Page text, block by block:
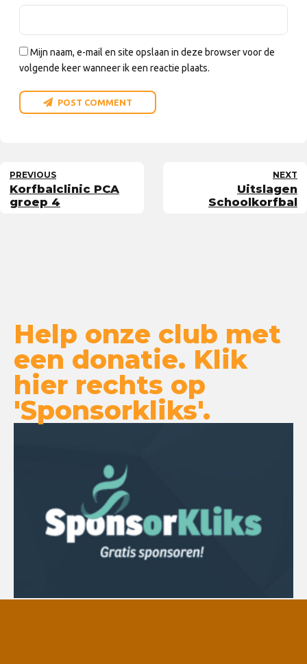
Mijn naam, e-mail en site opslaan in deze browser voor de
volgende keer wanneer ik een reactie plaats.
POST COMMENT
PREVIOUS
Korfbalclinic PCA
groep 4
NEXT
Uitslagen
Schoolkorfbal
Help onze club met
een donatie. Klik
hier rechts op
'Sponsorkliks'.